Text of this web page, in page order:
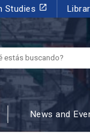
Studies launch
¿Qué estás
News and